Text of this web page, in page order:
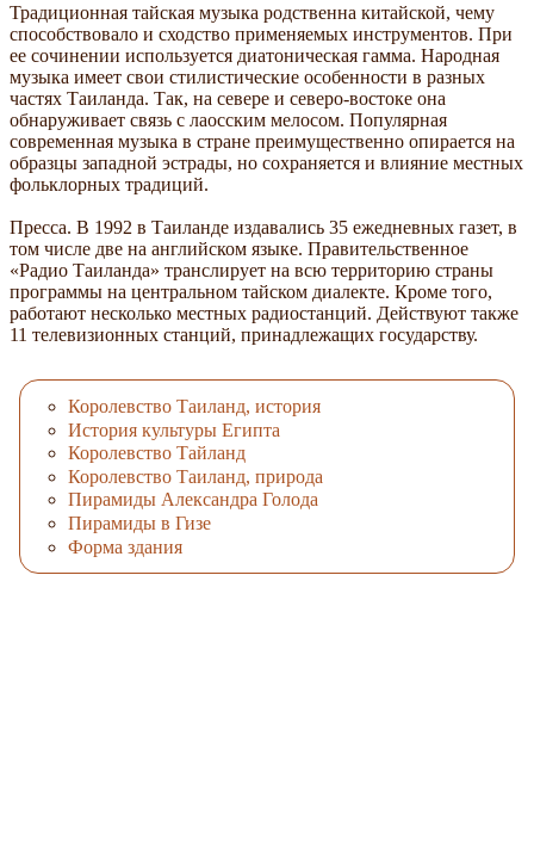
Традиционная тайская музыка родственна китайской, чему
способствовало и сходство применяемых инструментов. При
ее сочинении используется диатоническая гамма. Народная
музыка имеет свои стилистические особенности в разных
частях Таиланда. Так, на севере и северо-востоке она
обнаруживает связь с лаосским мелосом. Популярная
современная музыка в стране преимущественно опирается на
образцы западной эстрады, но сохраняется и влияние местных
фольклорных традиций.
Пресса. В 1992 в Таиланде издавались 35 ежедневных газет, в
том числе две на английском языке. Правительственное
«Радио Таиланда» транслирует на всю территорию страны
программы на центральном тайском диалекте. Кроме того,
работают несколько местных радиостанций. Действуют также
11 телевизионных станций, принадлежащих государству.
Королевство Таиланд, история
История культуры Египта
Королевство Тайланд
Королевство Таиланд, природа
Пирамиды Александра Голода
Пирамиды в Гизе
Форма здания